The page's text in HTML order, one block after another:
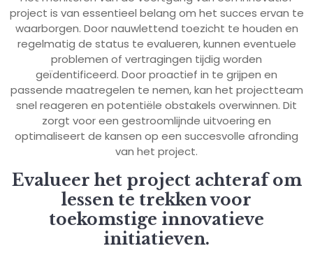
project is van essentieel belang om het succes ervan te
waarborgen. Door nauwlettend toezicht te houden en
regelmatig de status te evalueren, kunnen eventuele
problemen of vertragingen tijdig worden
geïdentificeerd. Door proactief in te grijpen en
passende maatregelen te nemen, kan het projectteam
snel reageren en potentiële obstakels overwinnen. Dit
zorgt voor een gestroomlijnde uitvoering en
optimaliseert de kansen op een succesvolle afronding
van het project.
Evalueer het project achteraf om
lessen te trekken voor
toekomstige innovatieve
initiatieven.